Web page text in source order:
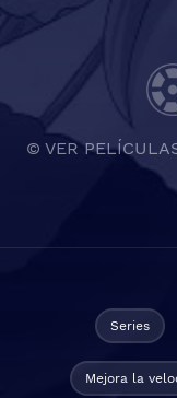
© VER
Series
Mejora la